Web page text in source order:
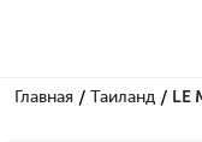
Главная / Таиланд / LE